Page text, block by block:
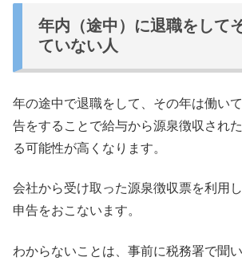
年内（途中）に退職をして
ていない人
年の途中で退職をして、 その年は働い
告をすることで給与から源泉徴収 され
る可能性が高くなります。
会社から受け取った源泉徴収票を利用し
申告をおこないます。
わからないことは、 事前に税務署で聞